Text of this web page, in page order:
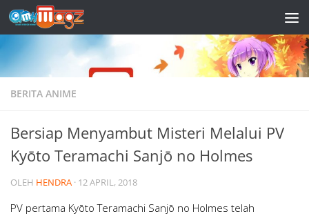
Skip to content
BERITA ANIME
Bersiap Menyambut Misteri Melalui PV
Kyōto Teramachi Sanjō no Holmes
OLEH HENDRA · 12 APRIL, 2018
PV pertama Kyōto Teramachi Sanjō no Holmes telah